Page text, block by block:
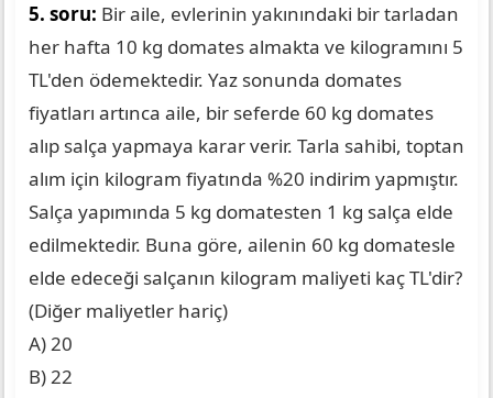
5. soru: Bir aile, evlerinin yakınındaki bir tarladan
her hafta 10 kg domates almakta ve kilogramını 5
TL'den ödemektedir. Yaz sonunda domates
fiyatları artınca aile, bir seferde 60 kg domates
alıp salça yapmaya karar verir. Tarla sahibi, toptan
alım için kilogram fiyatında %20 indirim yapmıştır.
Salça yapımında 5 kg domatesten 1 kg salça elde
edilmektedir. Buna göre, ailenin 60 kg domatesle
elde edeceği salçanın kilogram maliyeti kaç TL'dir?
(Diğer maliyetler hariç)
A) 20
B) 22